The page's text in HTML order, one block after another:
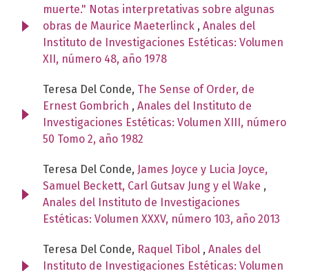
muerte." Notas interpretativas sobre algunas
obras de Maurice Maeterlinck , Anales del
Instituto de Investigaciones Estéticas: Volumen
XII, número 48, año 1978
Teresa Del Conde, The Sense of Order, de
Ernest Gombrich , Anales del Instituto de
Investigaciones Estéticas: Volumen XIII, número
50 Tomo 2, año 1982
Teresa Del Conde, James Joyce y Lucia Joyce,
Samuel Beckett, Carl Gutsav Jung y el Wake ,
Anales del Instituto de Investigaciones
Estéticas: Volumen XXXV, número 103, año 2013
Teresa Del Conde, Raquel Tibol , Anales del
Instituto de Investigaciones Estéticas: Volumen